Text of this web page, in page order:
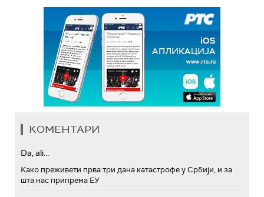
КОМЕНТАРИ
Da, ali...
Како преживети прва три дана катастрофе у Србији, и за
шта нас припрема ЕУ